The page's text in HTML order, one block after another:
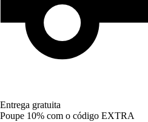
Entrega gratuita
Poupe 10% com o código EXTRA